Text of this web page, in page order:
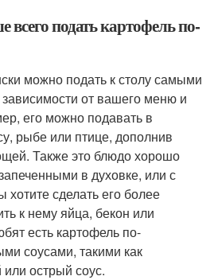
подать картофель по-
можно подать к столу самыми
от вашего меню и
его можно подавать в
рыбе или птице, дополнив
Также это блюдо хорошо
в духовке, или с
сделать его более
к нему яйца, бекон или
есть картофель по-
соусами, такими как
острый соус.